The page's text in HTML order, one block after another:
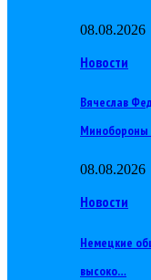
08.08.2026
Новости
Вячеслав
Минобороны
08.08.2026
Новости
Немецкие
высоко…